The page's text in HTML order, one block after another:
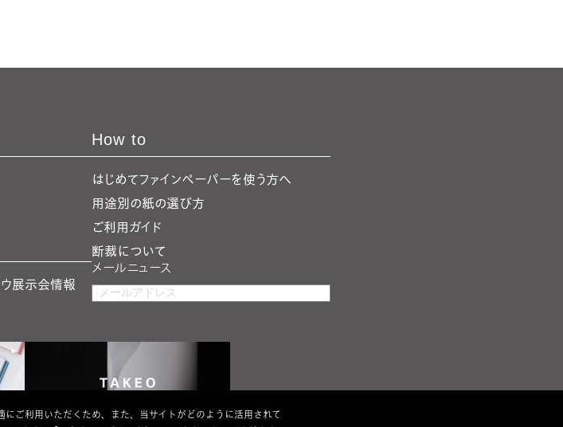
How to
はじめてファインペーパーを使う方へ
用途別の紙の選び方
ご利用ガイド
断裁について
展示会情報
メールニュース
ご利用いただくため、また、当サイトがどのように活用されて